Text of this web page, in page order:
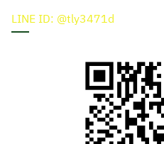
LINE ID: @tly3471d